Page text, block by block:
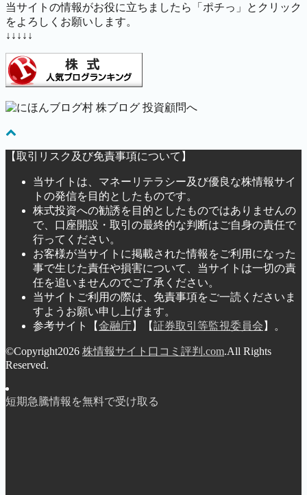
当サイトの情報がお役に立ちましたら「ポチっ」とクリック
をよろしくお願いします。
↓↓↓↓↓
【取引リスク及び免責事項について】
当サイトは、マネーリテラシー及び優良な株情報サイ
トの発信を目的としたものです。
株式投資への勧誘を目的としたものではありませんの
で、口座開設・取引の最終的な判断はご自身の責任で
行ってください。
お客様が当サイトに掲載された情報をご利用になった
事で生じた責任や損害について、当サイトは一切の責
任を追いませんのでご了承ください。
当サイトご利用の際は、免責事項をご一読くださいま
すようお願い申し上げます。
参考サイト【金融庁】【証券取引等監視委員会 】。
©Copyright2026 株情報サイト口コミ評判.com.All Rights
Reserved.
短期急騰情報を無料で受け取る